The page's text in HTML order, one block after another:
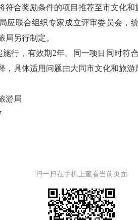
合奖励条件的项目推荐至市文化和
应联合组织专家成立评审委员会，
局另行制定。
施行，有效期2年。同一项目同时符
具体适用问题由大同市文化和旅游
游局
扫一扫在手机上查看当前页面